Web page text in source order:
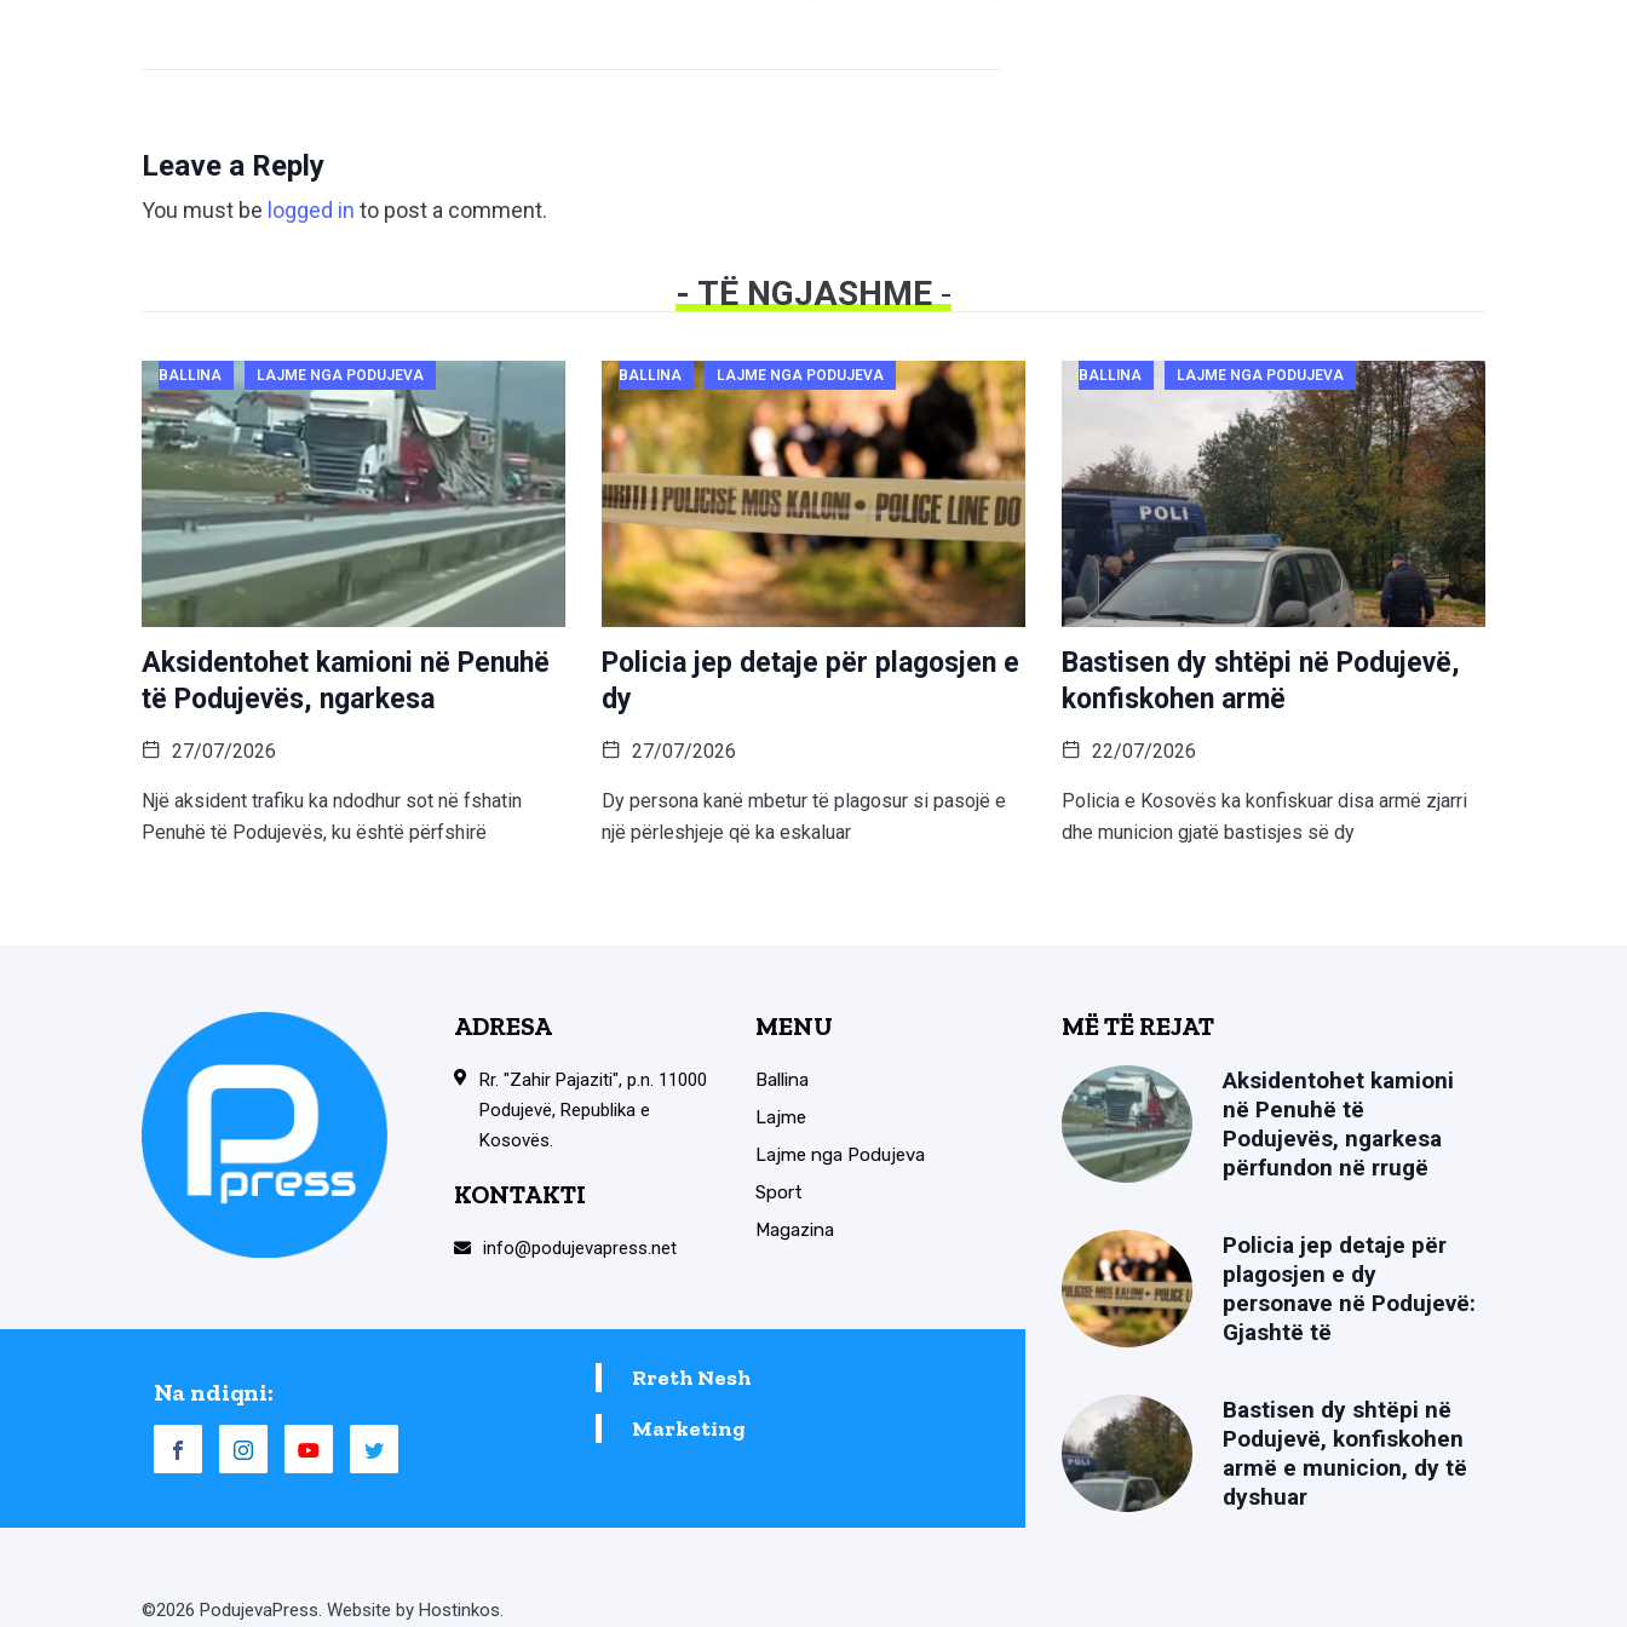
Leave a Reply
You must be logged in to post a comment.
- TË NGJASHME-
BALLINA LAJME NGA PODUJEVA
Aksidentohet kamioni në Penuhë
të Podujevës, ngarkesa
27/07/2026
Një aksident trafiku ka ndodhur sot në fshatin
Penuhë të Podujevës, ku është përfshirë
BALLINA LAJME NGA PODUJEVA
Policia jep detaje për plagosjen e
dy
27/07/2026
Dy persona kanë mbetur të plagosur si pasojë e
një përleshjeje që ka eskaluar
BALLINA LAJME NGA PODUJEVA
Bastisen dy shtëpi në Podujevë,
konfiskohen armë
22/07/2026
Policia e Kosovës ka konfiskuar disa armë zjarri
dhe municion gjatë bastisjes së dy
ADRESA
Rr. "Zahir Pajaziti", p.n. 11000
Podujevë, Republika e
Kosovës.
KONTAKTI
info@podujevapress.net
MENU
Ballina
Lajme
Lajme nga Podujeva
Sport
Magazina
Na ndiqni:
Rreth Nesh
Marketing
MË TË REJAT
Aksidentohet kamioni
në Penuhë të
Podujevës, ngarkesa
përfundon në rrugë
Policia jep detaje për
plagosjen e dy
personave në Podujevë:
Gjashtë të
Bastisen dy shtëpi në
Podujevë, konfiskohen
armë e municion, dy të
dyshuar
©2026 PodujevaPress. Website by Hostinkos.